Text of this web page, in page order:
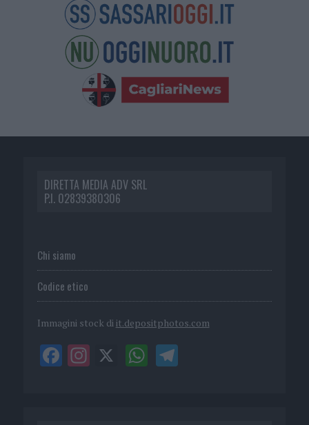
DIRETTA MEDIA ADV SRL
P.I. 02839380306
Chi siamo
Codice etico
Immagini stock di it.depositphotos.com